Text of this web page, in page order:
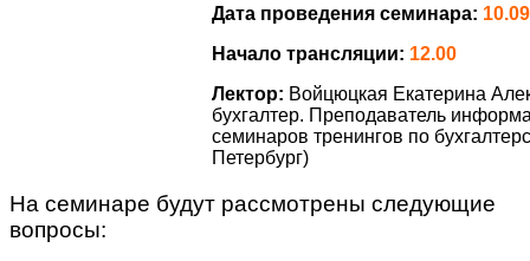
Дата проведения семинара:
Начало трансляции: 12.00
Лектор: Войцюцкая Екатерина
бухгалтер. Преподаватель
семинаров тренингов по
Петербург)
На семинаре будут рассмотрены следующие
вопросы: